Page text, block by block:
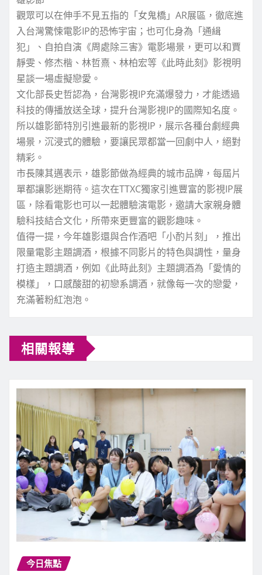
觀眾可以在伸手不見五指的「女鬼橋」AR展區，徹底進
入台灣驚悚電影IP的恐怖宇宙；也可化身為「通緝
犯」、自拍自演《周處除三害》電影場景，更可以和賈
靜雯、修杰楷、林哲熹、林柏宏等《此時此刻》影視明
星談一場虛擬戀愛。
文化部長史哲認為，台灣影視IP充滿爆發力，才能透過
科技的傳播放送全球，提升台灣影視IP的國際知名度。
所以雄影節特別引進最新的影視IP，展示各種台劇經典
場景，沉浸式的體驗，要讓民眾都當一回劇中人，絕對
精彩。
市長陳其邁表示，雄影節做為經典的城市品牌，每屆片
單都讓影迷期待。這次在TTXC獨家引進豐富的影視IP展
區，除看電影也可以一起體驗演電影，邀請大家親身體
驗科技結合文化，所帶來更豐富的觀影趣味。
值得一提，今年雄影還與合作酒吧「小酌片刻」，推出
限量電影主題調酒，根據不同影片的特色與調性，量身
打造主題調酒，例如《此時此刻》主題調酒為「愛情的
模樣」，口感酸甜的初戀系調酒，就像每一次的戀愛，
充滿著粉紅泡泡。
相關報導
今日焦點